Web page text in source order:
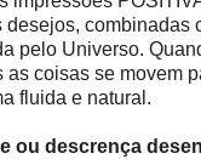
desejos, combinadas
pelo Universo.
as coisas se movem
fluida e natural.
ou descrença